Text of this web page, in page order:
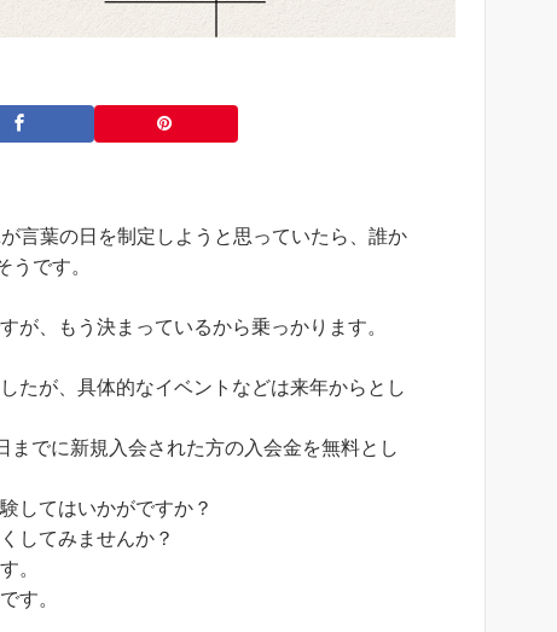
言葉の日を制定しようと思っていたら、誰か
です。
が、もう決まっているから乗っかります。
たが、具体的なイベントなどは来年からとし
でに新規入会された方の入会金を無料とし
してはいかがですか？
してみませんか？
。
す。